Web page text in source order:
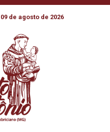
de agosto de 2026
ACEITA
DE
E NOMEIA
COMO